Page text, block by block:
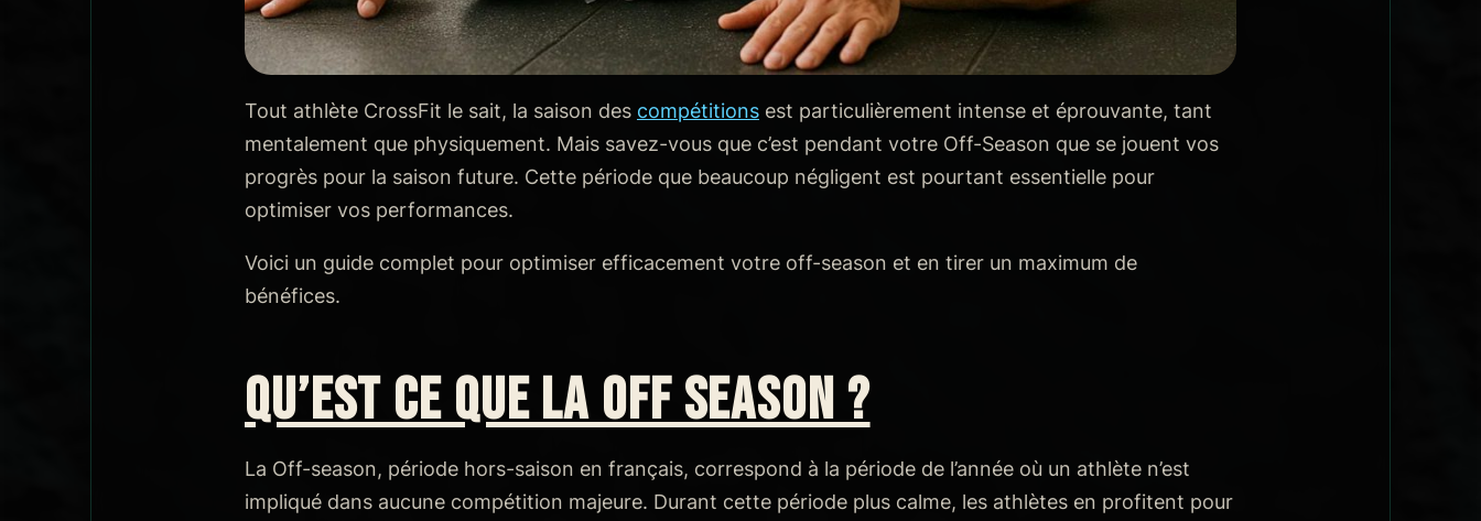
Tout athlète CrossFit le sait, la saison des compétitions est particulièrement intense et éprouvante, tant
mentalement que physiquement. Mais savez-vous que c’est pendant votre Off-Season que se jouent vos
progrès pour la saison future. Cette période que beaucoup négligent est pourtant essentielle pour
optimiser vos performances.
Voici un guide complet pour optimiser efficacement votre off-season et en tirer un maximum de
bénéfices.
QU’EST CE QUE LA OFF SEASON ?
La Off-season, période hors-saison en français, correspond à la période de l’année où un athlète n’est
impliqué dans aucune compétition majeure. Durant cette période plus calme, les athlètes en profitent pour